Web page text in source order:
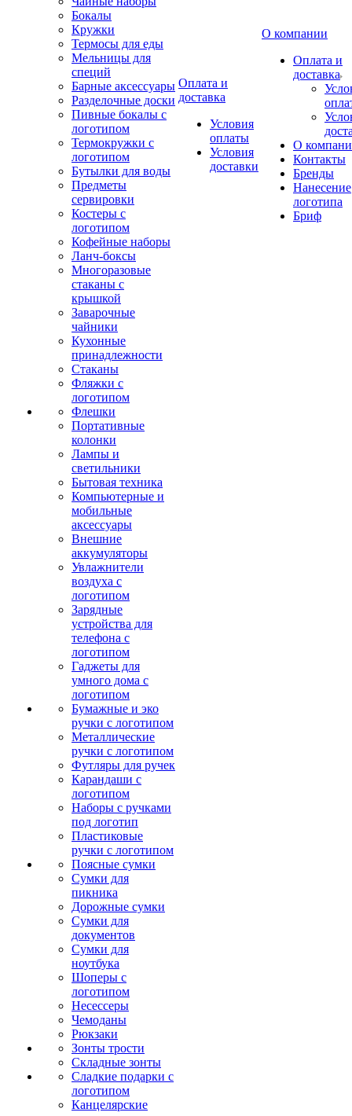
Бокалы
Кружки
Термосы для еды
Мельницы для
специй
Барные аксессуары
Разделочные доски
Пивные бокалы с
логотипом
Термокружки с
логотипом
Бутылки для воды
Предметы
сервировки
Костеры с
логотипом
Кофейные наборы
Ланч-боксы
Многоразовые
стаканы с
крышкой
Заварочные
чайники
Кухонные
принадлежности
Стаканы
Фляжки с
логотипом
Флешки
Портативные
колонки
Лампы и
светильники
Бытовая техника
Компьютерные и
мобильные
аксессуары
Внешние
аккумуляторы
Увлажнители
воздуха с
логотипом
Зарядные
устройства для
телефона с
логотипом
Гаджеты для
умного дома с
логотипом
Бумажные и эко
ручки с логотипом
Металлические
ручки с логотипом
Футляры для ручек
Карандаши с
логотипом
Наборы с ручками
под логотип
Пластиковые
ручки с логотипом
Поясные сумки
Сумки для
пикника
Дорожные сумки
Сумки для
документов
Сумки для
ноутбука
Шоперы с
логотипом
Несессеры
Чемоданы
Рюкзаки
Зонты трости
Складные зонты
Сладкие подарки с
логотипом
Канцелярские
Оплата и
доставка
Условия
оплаты
Условия
доставки
О компании
Оплата и
доставка
О
Контакты
Бренды
Нанесение
логотипа
Бриф